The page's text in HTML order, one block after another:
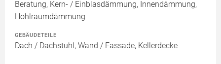
Beratung, Kern- / Einblasdämmung, Innendämmung,
Hohlraumdämmung
GEBÄUDETEILE
Dach / Dachstuhl, Wand / Fassade, Kellerdecke